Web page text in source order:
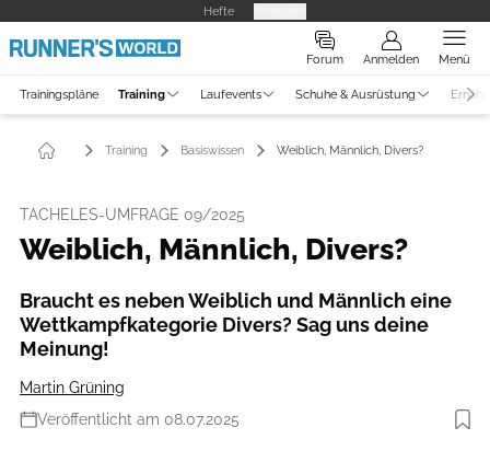
Hefte
Forum Anmelden Menü
Trainingspläne Training Laufevents Schuhe & Ausrüstung
Training Basiswissen Weiblich, Männlich, Divers?
TACHELES-UMFRAGE 09/2025
Weiblich, Männlich, Divers?
Braucht es neben Weiblich und Männlich eine
Wettkampfkategorie Divers? Sag uns deine
Meinung!
Martin Grüning
Veröffentlicht am 08.07.2025